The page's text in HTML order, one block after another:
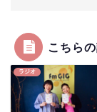
こちら
ラジオ